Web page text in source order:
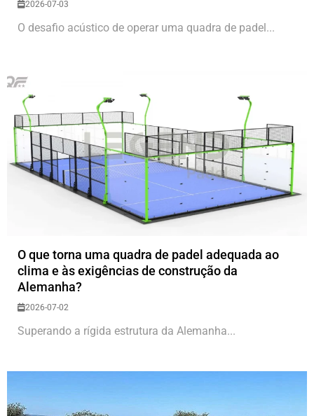
2026-07-03
O desafio acústico de operar uma quadra de padel...
O que torna uma quadra de padel adequada ao
clima e às exigências de construção da
Alemanha?
2026-07-02
Superando a rígida estrutura da Alemanha...